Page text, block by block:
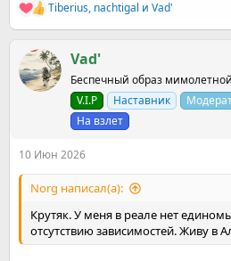
Р
е
ц
и
Tiberius, nachtigal и Vad'
Vad'
Беспечный образ
V.I.P
Наставник
На взлет
10 Июн 2026
Norg написал(а):
Крутяк. У меня в реале нет
отсутствию зависимостей. Живу в